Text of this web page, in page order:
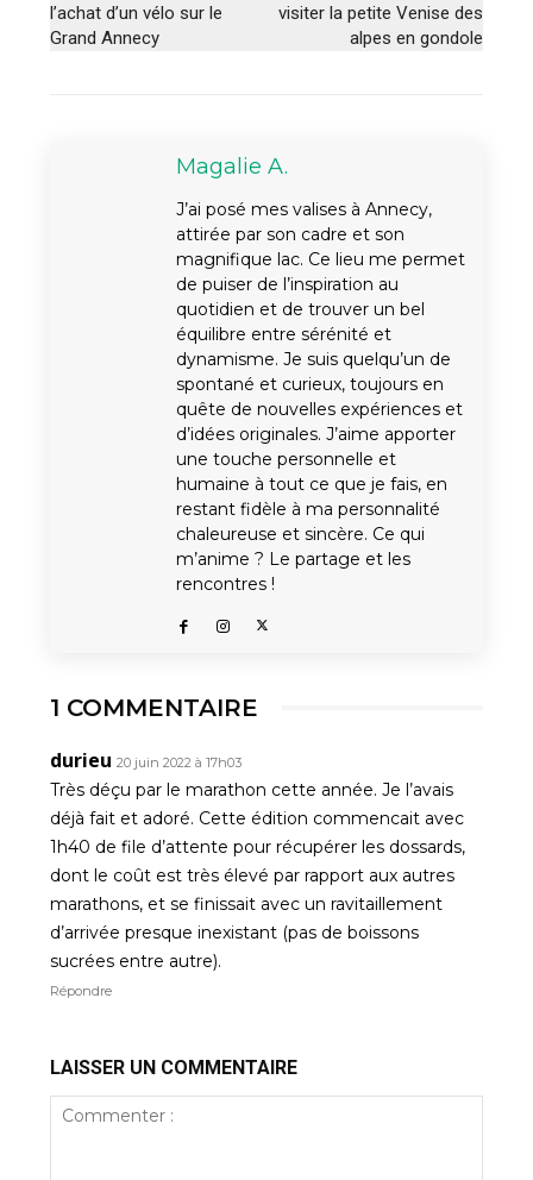
l’achat d’un vélo sur le
Grand Annecy
visiter la petite Venise des
alpes en gondole
Magalie A.
J’ai posé mes valises à Annecy,
attirée par son cadre et son
magnifique lac. Ce lieu me permet
de puiser de l’inspiration au
quotidien et de trouver un bel
équilibre entre sérénité et
dynamisme. Je suis quelqu’un de
spontané et curieux, toujours en
quête de nouvelles expériences et
d’idées originales. J’aime apporter
une touche personnelle et
humaine à tout ce que je fais, en
restant fidèle à ma personnalité
chaleureuse et sincère. Ce qui
m’anime ? Le partage et les
rencontres !
1 COMMENTAIRE
durieu 20 juin 2022 à 17h03
Très déçu par le marathon cette année. Je l’avais
déjà fait et adoré. Cette édition commencait avec
1h40 de file d’attente pour récupérer les dossards,
dont le coût est très élevé par rapport aux autres
marathons, et se finissait avec un ravitaillement
d’arrivée presque inexistant (pas de boissons
sucrées entre autre).
Répondre
LAISSER UN COMMENTAIRE